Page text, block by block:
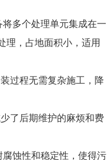
多个处理单元集成在一
理，占地面积小，适用
过程无需复杂施工，降
了后期维护的麻烦和费
蚀性和稳定性，使得污